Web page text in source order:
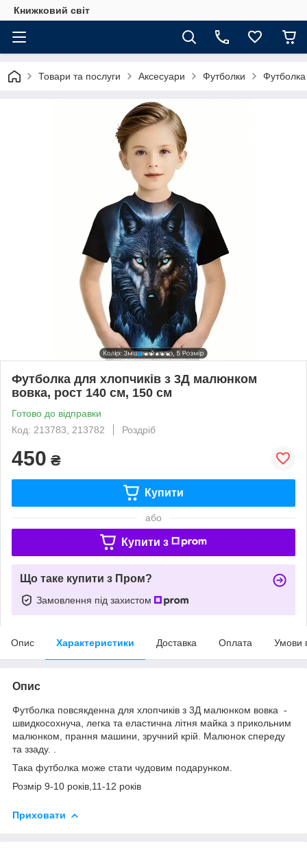
Книжковий світ
Товари та послуги Аксесуари Футболки
Футболка для хлопчиків з 3Д малюнком
вовка, рост 140 см, 150 см
Готово до відправки
Код: 213783, 213782
Роздріб
450 ₴
Купити
або
Купити з
Що таке купити з Пром?
Замовлення під захистом
Опис Характеристики Доставка Оплата Умови
Опис
Футболка повсякденна для хлопчиків з 3Д малюнком вовка -
швидкосохнуча, легка та еластична літня майка з прикольним
малюнком, прання машини, зручний крій.
Малюнок спереду
та ззаду.
Така футболка може стати чудовим подарунком.
Розмір 9-10 років,11-12 років
Приховати